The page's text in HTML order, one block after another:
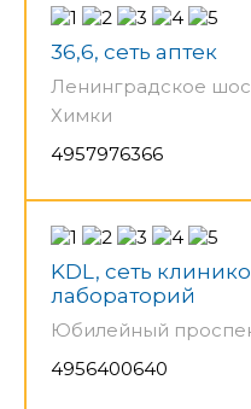
36,6, сеть аптек
Ленинградское
Химки
4957976366
KDL, сеть
лабораторий
Юбилейный
4956400640